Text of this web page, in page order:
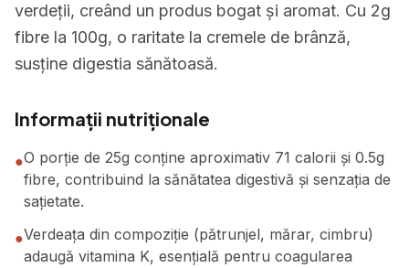
verdeții, creând un produs bogat și aromat. Cu 2g
fibre la 100g, o raritate la cremele de brânză,
susține digestia sănătoasă.
Informații nutriționale
●O porție de 25g conține aproximativ 71 calorii și 0.5g
fibre, contribuind la sănătatea digestivă și senzația de
sațietate.
●Verdeața din compoziție (pătrunjel, mărar, cimbru)
adaugă vitamina K, esențială pentru coagularea